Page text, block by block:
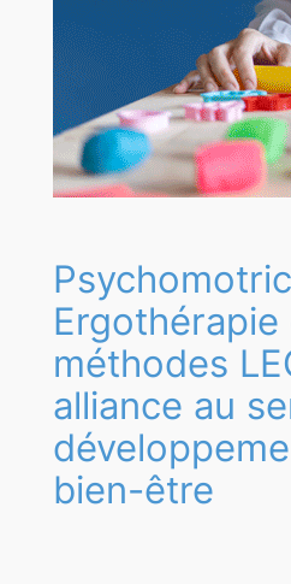
Ergothérapie
méthodes
alliance au
bien-être